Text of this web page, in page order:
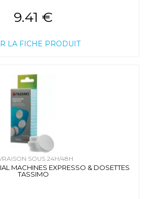
9.41 €
LA FICHE PRODUIT
SOUS 24H/48H
MACHINES EXPRESSO & DOSETTES
TASSIMO